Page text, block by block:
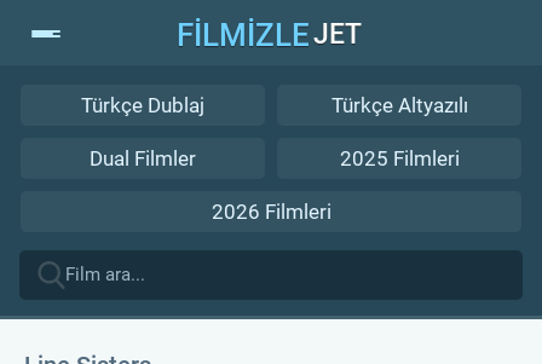
FİLMİZLEJET
Türkçe Dublaj Türkçe Altyazılı
Dual Filmler 2025 Filmleri
2026 Filmleri